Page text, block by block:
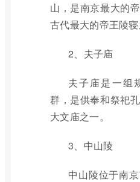
山，是南京最大的
古代最大的帝王陵寝
2、夫子庙
夫子庙是一组
群，是供奉和祭祀
大文庙之一。
3、中山陵
中山陵位于南